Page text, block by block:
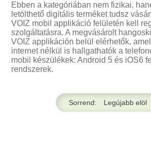
Ebben a kategóriában nem fizikai,
letölthető digitális terméket tudsz
VOIZ mobil applikáció felületén kell
szolgáltatásra. A megvásárolt
VOIZ applikáción belül elérhetők,
internet nélkül is hallgathatók a
mobil készülékek: Android 5 és iOS6
rendszerek.
Sorrend: